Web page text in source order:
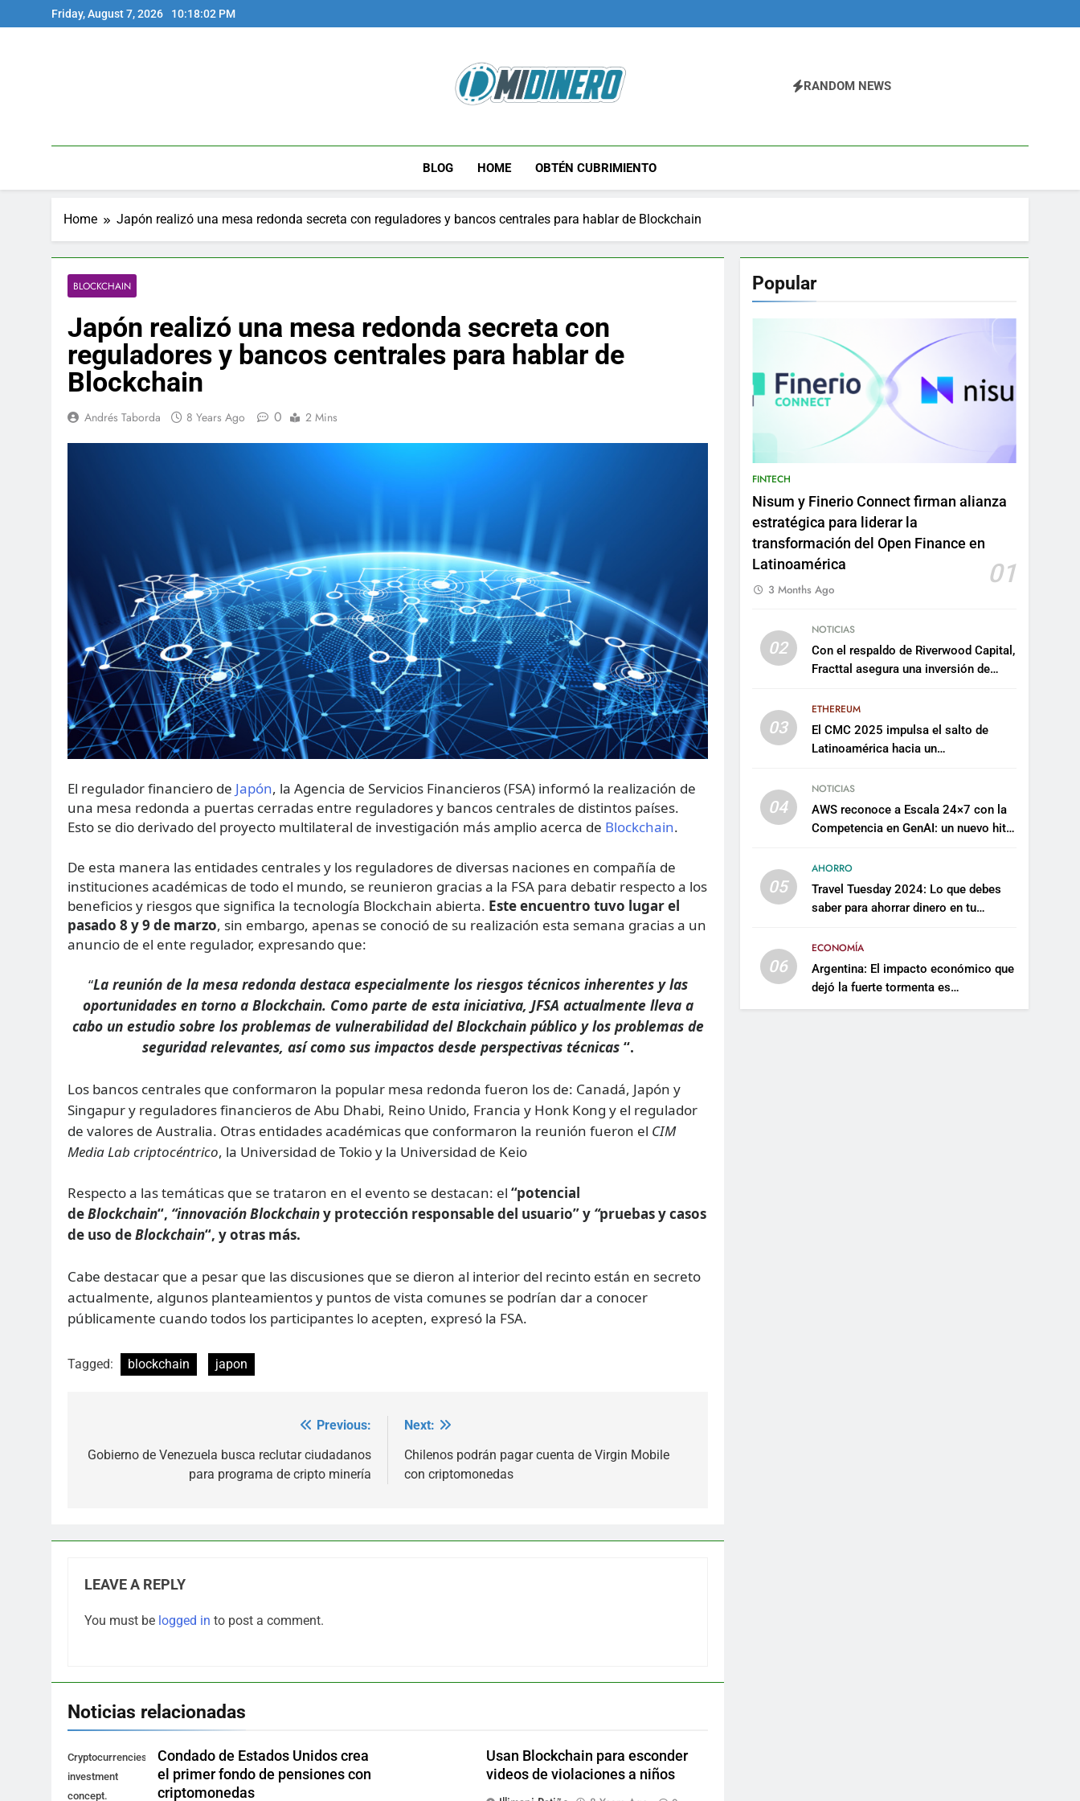
to
Friday, August 7, 2026 10:18:02 PM
Midinero.co
RANDOM NEWS
BLOG HOME OBTÉN CUBRIMIENTO
Home Japón realizó una mesa redonda secreta con reguladores y bancos centrales para hablar de Blockchain
BLOCKCHAIN
Japón realizó una mesa redonda secreta con
reguladores y bancos centrales para hablar de
Blockchain
Andrés Taborda 8 Years Ago 0 2 Mins
El regulador financiero de Japón, la Agencia de Servicios Financieros (FSA) informó la realización de
una mesa redonda a puertas cerradas entre reguladores y bancos centrales de distintos países.
Esto se dio derivado del proyecto multilateral de investigación más amplio acerca de Blockchain.
De esta manera las entidades centrales y los reguladores de diversas naciones en compañía de
instituciones académicas de todo el mundo, se reunieron gracias a la FSA para debatir respecto a los
beneficios y riesgos que significa la tecnología Blockchain abierta. Este encuentro tuvo lugar el
pasado 8 y 9 de marzo, sin embargo, apenas se conoció de su realización esta semana gracias a un
anuncio de el ente regulador, expresando que:
“La reunión de la mesa redonda destaca especialmente los riesgos técnicos inherentes y las
oportunidades en torno a Blockchain. Como parte de esta iniciativa, JFSA actualmente lleva a
cabo un estudio sobre los problemas de vulnerabilidad del Blockchain público y los problemas de
seguridad relevantes, así como sus impactos desde perspectivas técnicas“.
Los bancos centrales que conformaron la popular mesa redonda fueron los de: Canadá, Japón y
Singapur y reguladores financieros de Abu Dhabi, Reino Unido, Francia y Honk Kong y el regulador
de valores de Australia. Otras entidades académicas que conformaron la reunión fueron el CIM
Media Lab criptocéntrico, la Universidad de Tokio y la Universidad de Keio
Respecto a las temáticas que se trataron en el evento se destacan: el “potencial
deBlockchain“, “innovación Blockchainy protección responsable del usuario” y “pruebas y casos
de uso deBlockchain“, y otras más.
Cabe destacar que a pesar que las discusiones que se dieron al interior del recinto están en secreto
actualmente, algunos planteamientos y puntos de vista comunes se podrían dar a conocer
públicamente cuando todos los participantes lo acepten, expresó la FSA.
Tagged: blockchain japon
navigation
Previous:
Gobierno de Venezuela busca reclutar ciudadanos
para programa de cripto minería
Next:
Chilenos podrán pagar cuenta de Virgin Mobile
con criptomonedas
LEAVE A REPLY
You must be logged in to post a comment.
Noticias relacionadas
Cryptocurrencies
investment
concept.
Condado de Estados Unidos crea
el primer fondo de pensiones con
criptomonedas
Usan Blockchain para esconder
videos de violaciones a niños
Popular
FINTECH
Nisum y Finerio Connect firman alianza
estratégica para liderar la
transformación del Open Finance en
Latinoamérica
01
3 Months Ago
02
NOTICIAS
Con el respaldo de Riverwood Capital,
Fracttal asegura una inversión de
plataforma
03
ETHEREUM
El CMC 2025 impulsa el salto de
Latinoamérica hacia un
sostenible
04
NOTICIAS
AWS reconoce a Escala 24×7 con la
Competencia en GenAI: un nuevo hito
artificial empresarial
05
AHORRO
Travel Tuesday 2024: Lo que debes
saber para ahorrar dinero en tu
06
ECONOMÍA
Argentina: El impacto económico que
dejó la fuerte tormenta es
incalculable